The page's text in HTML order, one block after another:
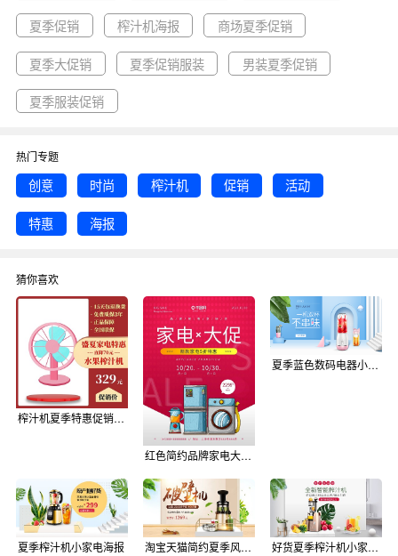
夏季促销 榨汁机海报 商场夏季促销
夏季大促销 夏季促销服装 男装夏季促销
夏季服装促销
热门专题
创意 时尚 榨汁机 促销 活动
特惠 海报
猜你喜欢
榨汁机夏季特惠促销活动主图直通车
红色简约品牌家电大促特惠榨汁机促销海报
夏季蓝色数码电器小家电榨汁机海报psd
夏季榨汁机小家电海报 淘宝天猫简约夏季风格厨房电器榨汁机海报 好货夏季榨汁机小家电简约淡雅海报